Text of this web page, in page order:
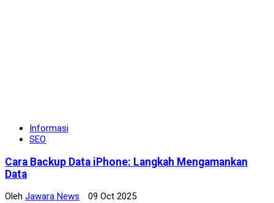
Informasi
SEO
Cara Backup Data iPhone: Langkah Mengamankan
Data
Oleh Jawara News 09 Oct 2025